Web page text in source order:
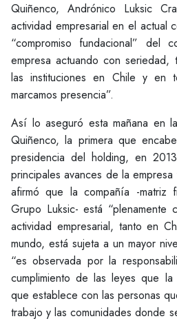
Quiñenco, Andrónico Luksic
actividad empresarial en el actual
“compromiso fundacional” del
empresa actuando con seriedad,
las instituciones en Chile y en
marcamos presencia”.
Así lo aseguró esta mañana en
Quiñenco, la primera que
presidencia del holding, en
principales avances de la
afirmó que la compañía -matriz
Grupo Luksic- está “plenamente
actividad empresarial, tanto en
mundo, está sujeta a un mayor
“es observada por la
cumplimiento de las leyes que
que establece con las personas
trabajo y las comunidades donde